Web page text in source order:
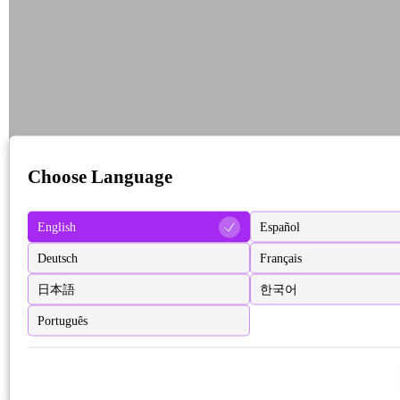
Choose Language
English Español
Deutsch Français
日本語 한국어
Português